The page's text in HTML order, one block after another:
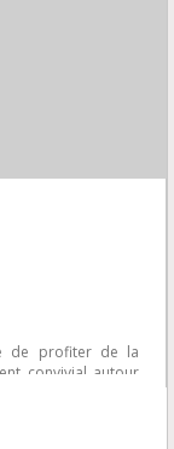
de profiter de la
convivial autour